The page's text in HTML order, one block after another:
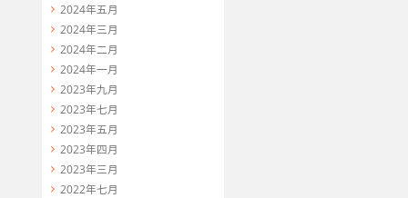
2024年五月
2024年三月
2024年二月
2024年一月
2023年九月
2023年七月
2023年五月
2023年四月
2023年三月
2022年七月